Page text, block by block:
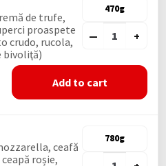
de trufe,
proaspete
crudo, rucola,
bivoliţă)
470g
— +
Add to cart
ceafă
roșie,
780g